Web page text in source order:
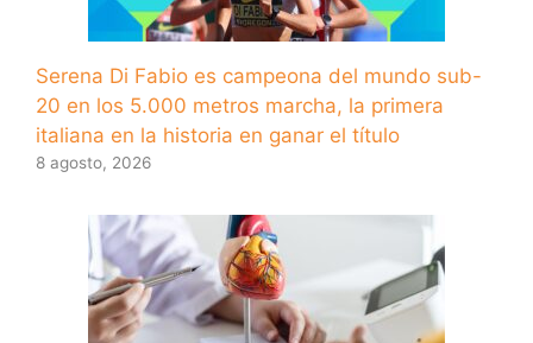
Serena Di Fabio es campeona del mundo sub-
20 en los 5.000 metros marcha, la primera
italiana en la historia en ganar el título
8 agosto, 2026